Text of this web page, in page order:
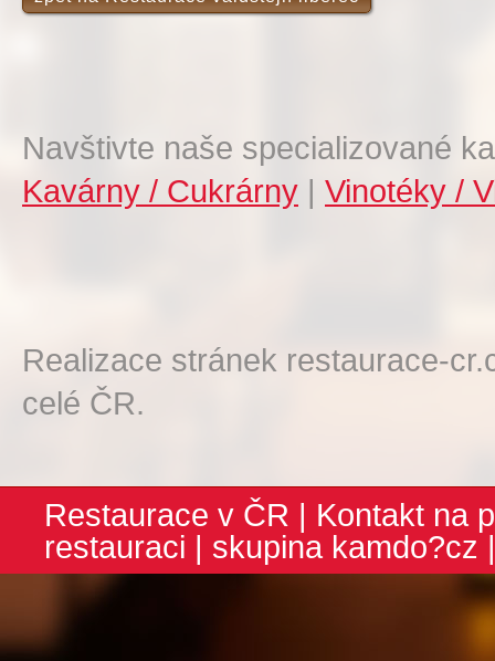
Navštivte naše specializované
Kavárny / Cukrárny | Vinotéky /
Realizace stránek restaurace-
celé ČR.
Restaurace v ČR | Kontakt na
restauraci | skupina kamdo?cz |